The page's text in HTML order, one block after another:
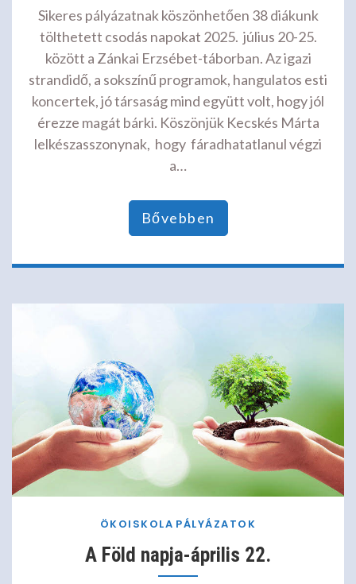
Sikeres pályázatnak köszönhetően 38 diákunk
tölthetett csodás napokat 2025. július 20-25.
között a Zánkai Erzsébet-táborban. Az igazi
strandidő, a sokszínű programok, hangulatos esti
koncertek, jó társaság mind együtt volt, hogy jól
érezze magát bárki. Köszönjük Kecskés Márta
lelkészasszonynak, hogy fáradhatatlanul végzi
a…
Bővebben
ÖKOISKOLA PÁLYÁZATOK
A Föld napja-április 22.